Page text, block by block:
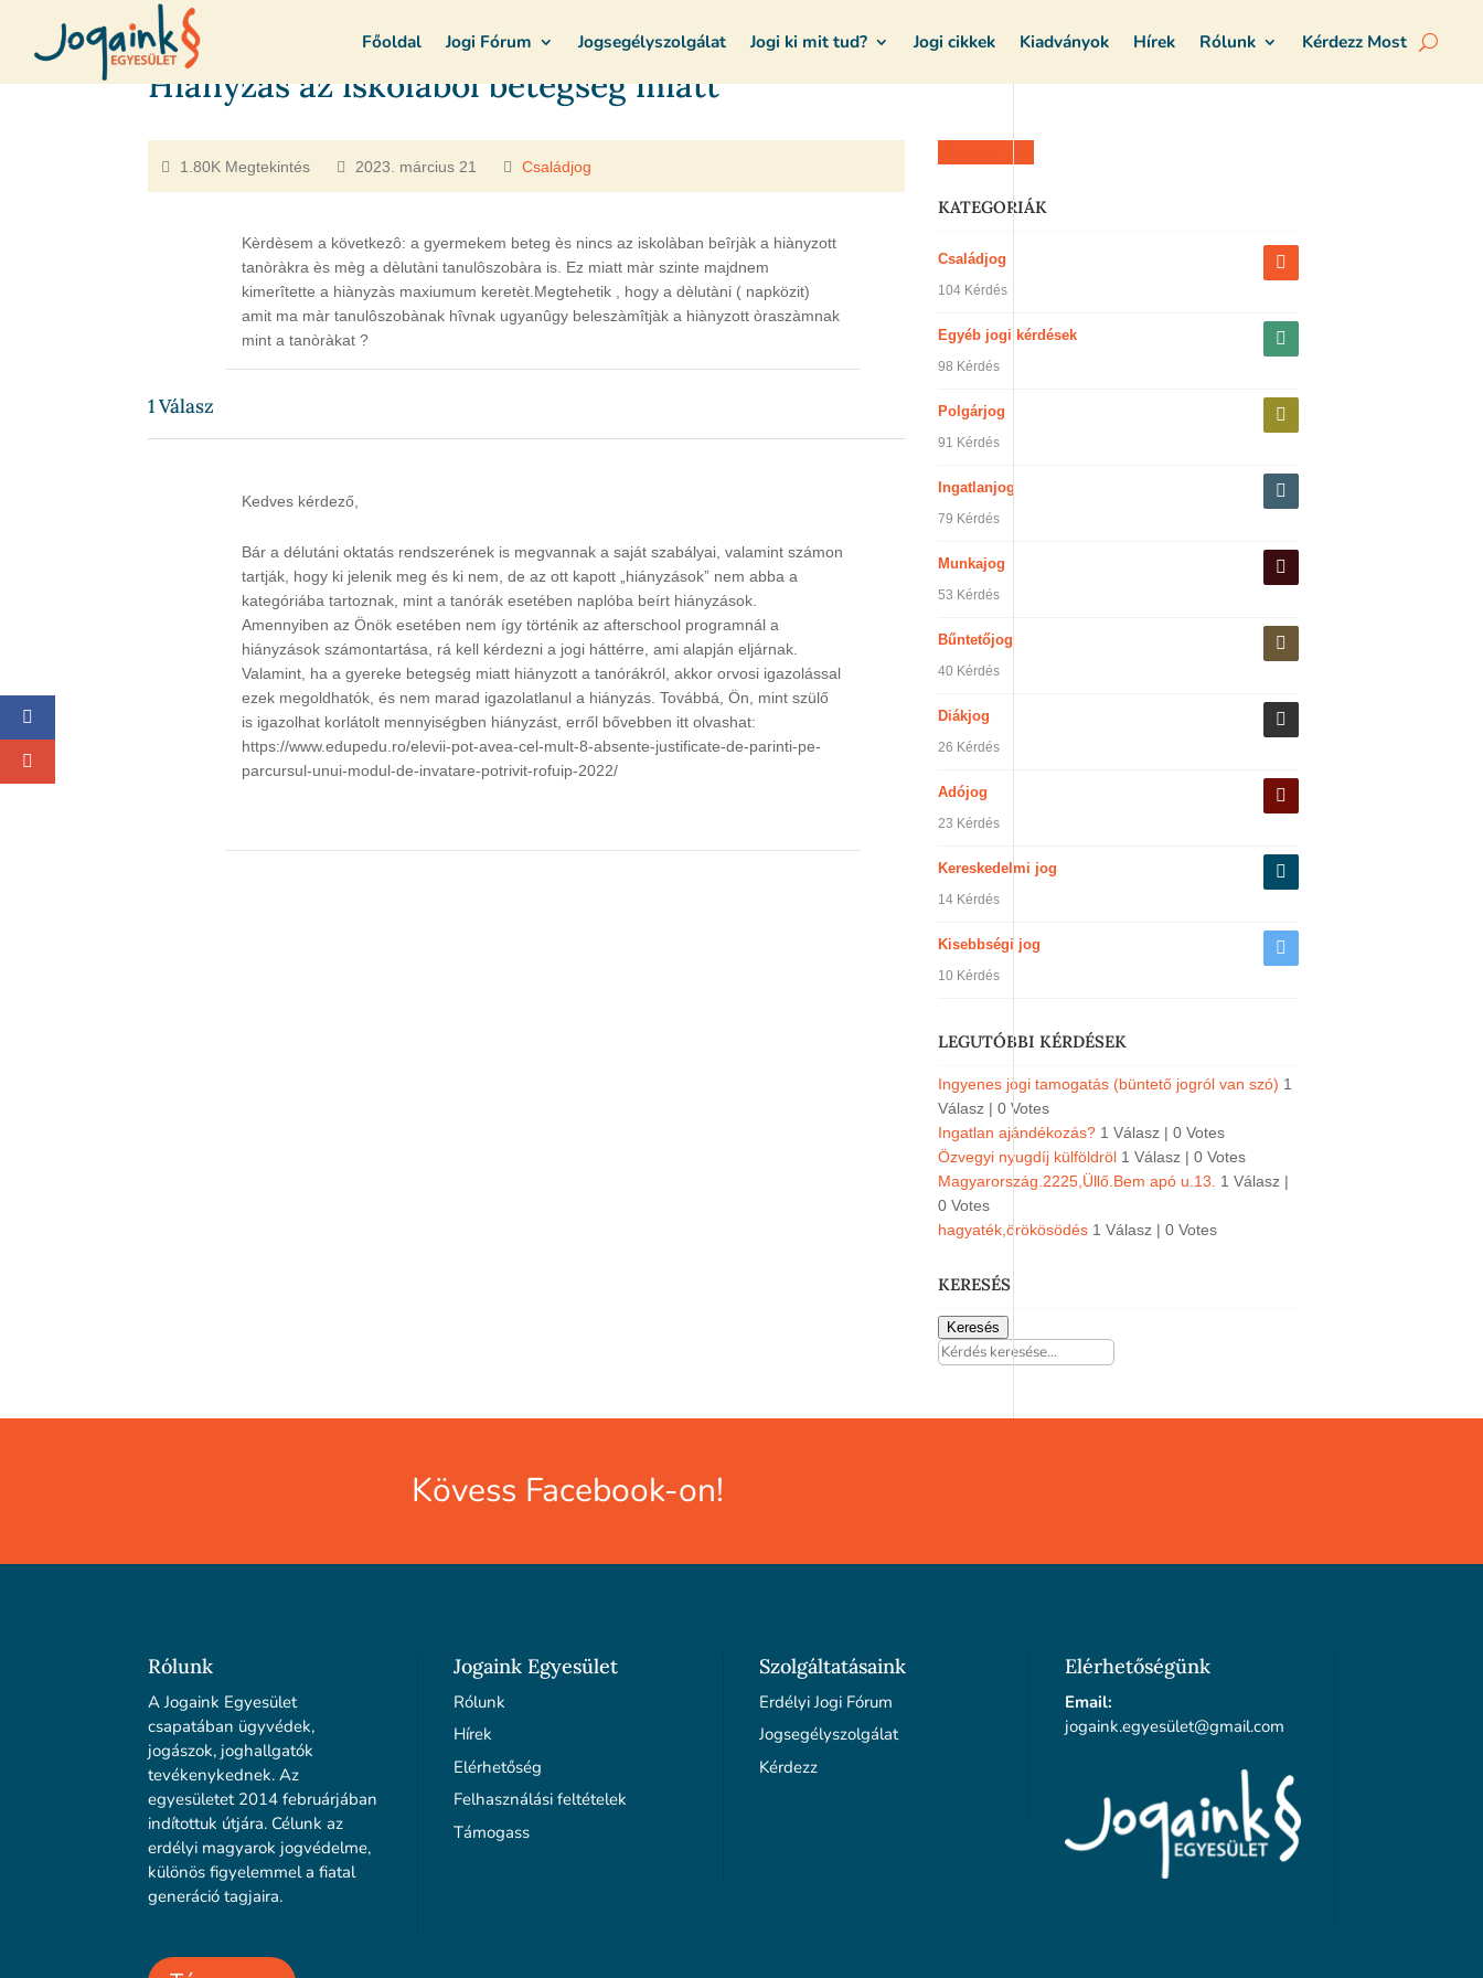
Főoldal Jogi Fórum Jogsegélyszolgálat Jogi ki mit tud? Jogi cikkek Kiadványok Hírek Rólunk Kérdezz Most
Hiànyzàs az iskolàbòl betegsèg miatt
1.80K Megtekintés 2023. március 21 Családjog
Kèrdèsem a következô: a gyermekem beteg ès nincs az iskolàban beîrjàk a hiànyzott
tanòràkra ès mèg a dèlutàni tanulôszobàra is. Ez miatt màr szinte majdnem
kimerîtette a hiànyzàs maxiumum keretèt.Megtehetik , hogy a dèlutàni ( napközit)
amit ma màr tanulôszobànak hîvnak ugyanûgy beleszàmîtjàk a hiànyzott òraszàmnak
mint a tanòràkat ?
1Válasz
Kedves kérdező,
Bár a délutáni oktatás rendszerének is megvannak a saját szabályai, valamint számon
tartják, hogy ki jelenik meg és ki nem, de az ott kapott „hiányzások” nem abba a
kategóriába tartoznak, mint a tanórák esetében naplóba beírt hiányzások.
Amennyiben az Önök esetében nem így történik az afterschool programnál a
hiányzások számontartása, rá kell kérdezni a jogi háttérre, ami alapján eljárnak.
Valamint, ha a gyereke betegség miatt hiányzott a tanórákról, akkor orvosi igazolással
ezek megoldhatók, és nem marad igazolatlanul a hiányzás. Továbbá, Ön, mint szülő
is igazolhat korlátolt mennyiségben hiányzást, erről bővebben itt olvashat:
https://www.edupedu.ro/elevii-pot-avea-cel-mult-8-absente-justificate-de-parinti-pe-
parcursul-unui-modul-de-invatare-potrivit-rofuip-2022/
KATEGORIÁK
Családjog
104 Kérdés
Egyéb jogi kérdések
98 Kérdés
Polgárjog
91 Kérdés
Ingatlanjog
79 Kérdés
Munkajog
53 Kérdés
Bűntetőjog
40 Kérdés
Diákjog
26 Kérdés
Adójog
23 Kérdés
Kereskedelmi jog
14 Kérdés
Kisebbségi jog
10 Kérdés
LEGUTÓBBI KÉRDÉSEK
Ingyenes jogi tamogatás (büntető jogról van szó) 1
Válasz | 0 Votes
Ingatlan ajándékozás? 1 Válasz | 0 Votes
Özvegyi nyugdíj külföldröl 1 Válasz | 0 Votes
Magyarország.2225,Üllő.Bem apó u.13.
1 Válasz |
0 Votes
hagyaték,örökösödés 1 Válasz | 0 Votes
KERESÉS
Keresés
Kövess Facebook-on!
Rólunk
A Jogaink Egyesület
csapatában ügyvédek,
jogászok, joghallgatók
tevékenykednek. Az
egyesületet 2014 februárjában
indítottuk útjára. Célunk az
erdélyi magyarok jogvédelme,
különös figyelemmel a fiatal
generáció tagjaira.
Jogaink Egyesület
Rólunk
Hírek
Elérhetőség
Felhasználási feltételek
Támogass
Szolgáltatásaink
Erdélyi Jogi Fórum
Jogsegélyszolgálat
Kérdezz
Elérhetőségünk
Email:
jogaink.egyesület@gmail.com